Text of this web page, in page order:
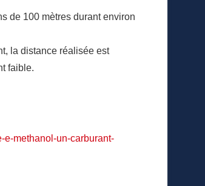
de 100 mètres durant environ
la distance réalisée est
faible.
e-methanol-un-carburant-